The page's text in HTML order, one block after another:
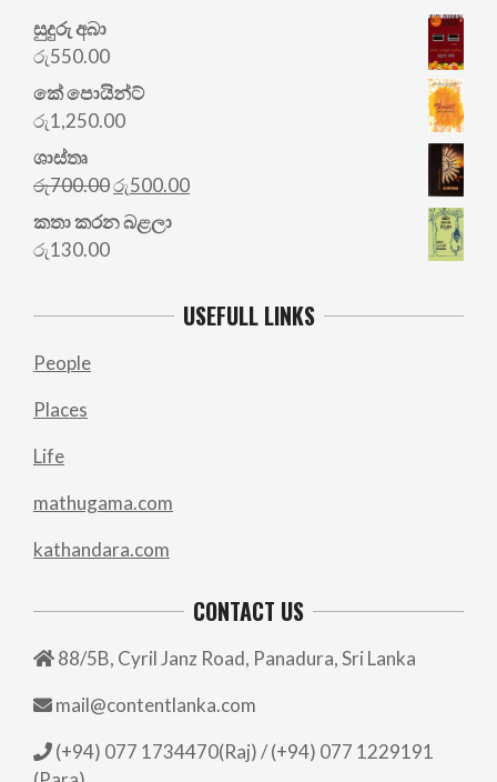
සුදුරු අබා
රු550.00
කේ පොයින්ට්
රු1,250.00
ශාස්තෘ
රු700.00Original
price
was:
රු500.00Current
කතා කරන බළලා
රු130.00
USEFULL LINKS
People
Places
Life
mathugama.com
kathandara.com
CONTACT US
88/5B, Cyril Janz Road, Panadura, Sri Lanka
mail@contentlanka.com
(+94) 077 1734470(Raj) / (+94) 077 1229191